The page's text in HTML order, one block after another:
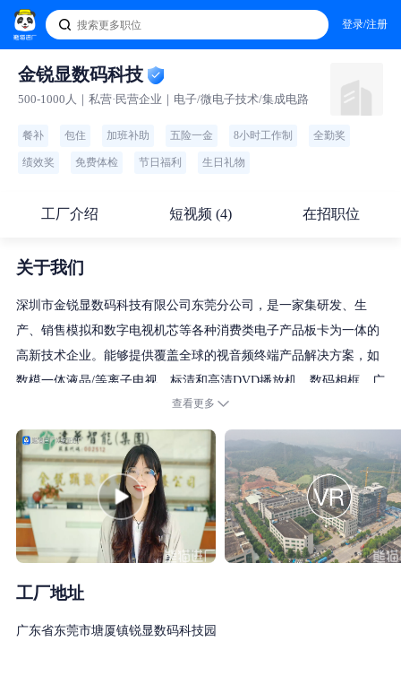
登录/注册
金锐显数码科技
500-1000人｜私营·民营企业｜电子/微电子技术/集成电路
餐补 包住 加班补助 五险一金 8小时工作制 全勤奖
绩效奖 免费体检 节日福利 生日礼物
工厂介绍 短视频 (4) 在招职位
关于我们
深圳市金锐显数码科技有限公司东莞分公司，是一家集研发、生
产、销售模拟和数字电视机芯等各种消费类电子产品板卡为一体的
高新技术企业。能够提供覆盖全球的视音频终端产品解决方案，如
数模一体液晶/等离子电视、标清和高清DVD播放机、数码相框、广
公司自2005年成立以来，一直强调技术立身、创新为本，拥有一支
素质优良的员工队伍。以客户为中心，以市场为导向，积极调整产
品线研发并提升自己的SMT生产管理能力，贯彻快速度、高品质、
低成本、优质服务的经营理念，板卡年销售量达到300万片以上。
产品和技术支持延伸至全球主要国家，坚持与客户共成长。
‘公司已于2015年11月成为物联网上市公司达华智能的全资子公司。
公司规模：编制员工800人左右。
采用IC卡管理，自助餐用餐方式，免费提供住宿，4-7人/间，独立
查看更多
工厂地址
广东省东莞市塘厦镇锐显数码科技园